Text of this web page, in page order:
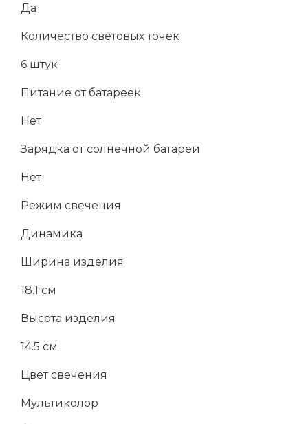
Да
Количество световых точек
6 штук
Питание от батареек
Нет
Зарядка от солнечной батареи
Нет
Режим свечения
Динамика
Ширина изделия
18.1 см
Высота изделия
14.5 см
Цвет свечения
Мультиколор